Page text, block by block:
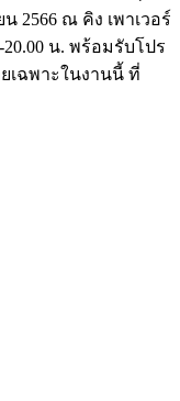
2566 ณ คิง เพาเวอร์
20.00 น. พร้อมรับโปร
เฉพาะในงานนี้ ที่